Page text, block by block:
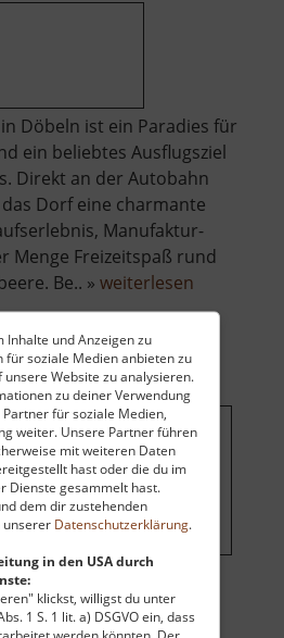
Inhalte und Anzeigen zu
für soziale Medien anbieten zu
Website zu analysieren.
zu deiner Verwendung
für soziale Medien,
weiter. Unsere Partner führen
mit weiteren Daten
hast oder die du im
Dienste gesammelt hast.
dem dir zustehenden
unserer Datenschutzerklärung.
in den USA durch
klickst, willigst du unter
1 S. 1 lit. a) DSGVO ein, dass
Döbeln ist ein Paradies für
ein beliebtes Ausflugsziel
Direkt an der Autobahn
Dorf eine charmante
Manufaktur-
Menge Freizeitspaß rund
Be.. » weiterlesen
Karls
zu finanzieren,
eingeblendet.
ändern